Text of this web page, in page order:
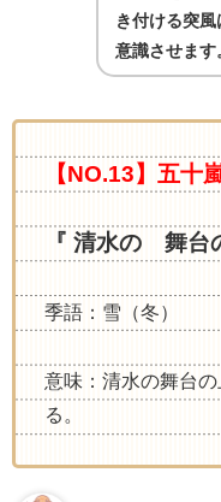
き付ける突
意識させます
【NO.13】五十
『 清水の 舞台
季語：雪（冬）
意味：清水の舞台
る。